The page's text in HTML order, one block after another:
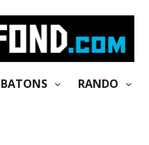
BATONS RANDO